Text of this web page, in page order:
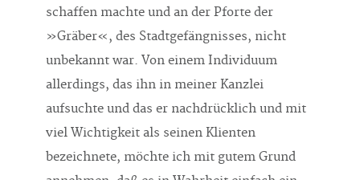
schaffen machte und an der Pforte der
»Gräber«, des Stadtgefängnisses, nicht
unbekannt war. Von einem Individuum
allerdings, das ihn in meiner Kanzlei
aufsuchte und das er nachdrücklich und mit
viel Wichtigkeit als seinen Klienten
bezeichnete, möchte ich mit gutem Grund